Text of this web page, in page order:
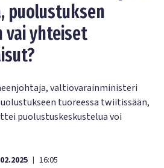
puolustuksen
vai yhteiset
valtiovarainministeri
tuoreessa twiitissään,
puolustuskeskustelua voi
| 16:05